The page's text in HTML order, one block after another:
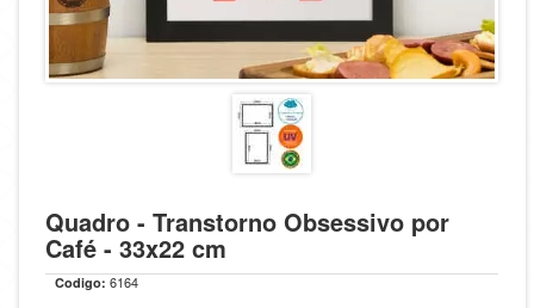
Quadro - Transtorno Obsessivo por
Café - 33x22 cm
Codigo: 6164